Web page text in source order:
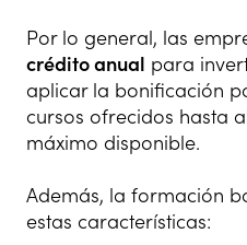
Por lo general, las
crédito anual para
aplicar la bonificación
cursos ofrecidos hasta
máximo disponible.
Además, la formación
estas características: